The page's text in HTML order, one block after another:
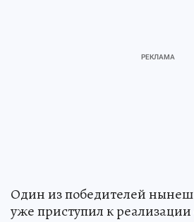
Один из победителей
уже приступил к реализации